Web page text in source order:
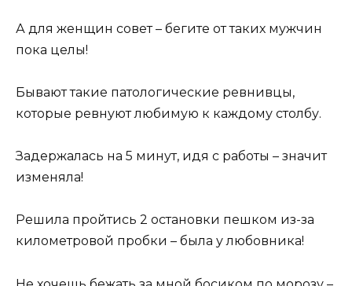
А для женщин совет – бегите от таких мужчин
пока целы!
Бывают такие патологические ревнивцы,
которые ревнуют любимую к каждому столбу.
Задержалась на 5 минут, идя с работы – значит
изменяла!
Решила пройтись 2 остановки пешком из-за
километровой пробки – была у любовника!